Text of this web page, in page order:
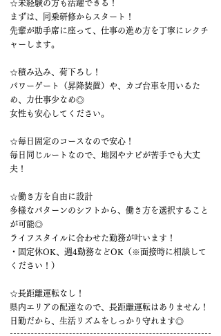
☆未経験の方も活躍できる！
まずは、同乗研修からスタート！
先輩が助手席に座って、仕事の進め方を丁寧にレクチ
ャーします。
☆積み込み、荷下ろし！
パワーゲート（昇降装置）や、カゴ台車を用いるた
め、力仕事少なめ◎
女性も安心してください。
☆毎日固定のコースなので安心！
毎日同じルートなので、地図やナビが苦手でも大丈
夫！
☆働き方を自由に設計
多様なパターンのシフトから、働き方を選択すること
が可能◎
ライフスタイルに合わせた勤務が叶います！
・固定休OK、週4勤務などOK（※面接時に相談して
ください！）
☆長距離運転なし！
県内エリアの配達なので、長距離運転はありません！
日勤だから、生活リズムをしっかり守れます◎